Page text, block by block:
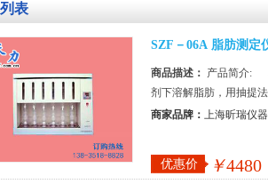
表
SZF－06A 脂肪测定
商品描述： 产品简介:
剂下溶解脂肪，用抽提
果符...
商家品牌： 上海昕瑞仪器
优惠价 ￥4480